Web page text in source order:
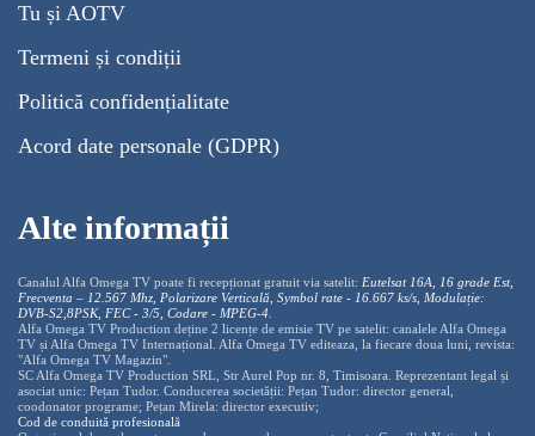
Tu și AOTV
Termeni și condiții
Politică confidențialitate
Acord date personale (GDPR)
Alte informații
Canalul Alfa Omega TV poate fi recepționat gratuit via satelit: Eutelsat 16A, 16 grade Est,
Frecventa – 12.567 Mhz, Polarizare Verticală, Symbol rate - 16.667 ks/s, Modulație:
DVB-S2,8PSK, FEC - 3/5, Codare - MPEG-4.
Alfa Omega TV Production deține 2 licențe de emisie TV pe satelit: canalele Alfa Omega
TV și Alfa Omega TV Internațional. Alfa Omega TV editeaza, la fiecare doua luni, revista:
"Alfa Omega TV Magazin".
SC Alfa Omega TV Production SRL, Str Aurel Pop nr. 8, Timisoara. Reprezentant legal și
asociat unic: Pețan Tudor. Conducerea societății: Pețan Tudor: director general,
coodonator programe; Pețan Mirela: director executiv;
Cod de conduită profesională